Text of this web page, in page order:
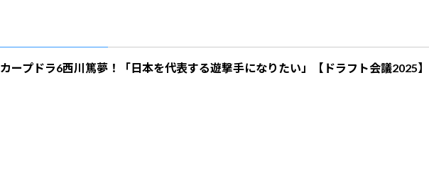
カープドラ6西川篤夢！「日本を代表する遊撃手になりたい」【ドラフト会議2025】